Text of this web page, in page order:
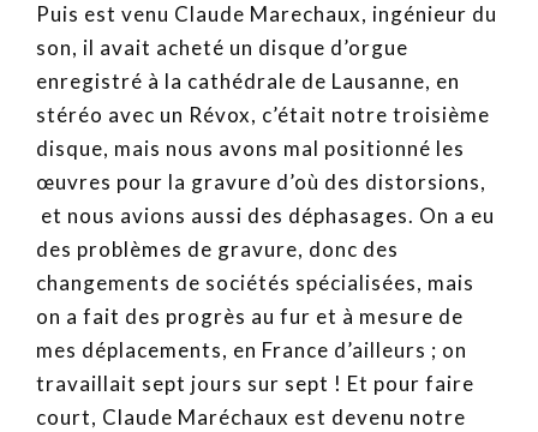
Puis est venu Claude Marechaux, ingénieur du
son, il avait acheté un disque d’orgue
enregistré à la cathédrale de Lausanne, en
stéréo avec un Révox, c’était notre troisième
disque, mais nous avons mal positionné les
œuvres pour la gravure d’où des distorsions,
et nous avions aussi des déphasages. On a eu
des problèmes de gravure, donc des
changements de sociétés spécialisées, mais
on a fait des progrès au fur et à mesure de
mes déplacements, en France d’ailleurs ; on
travaillait sept jours sur sept ! Et pour faire
court, Claude Maréchaux est devenu notre